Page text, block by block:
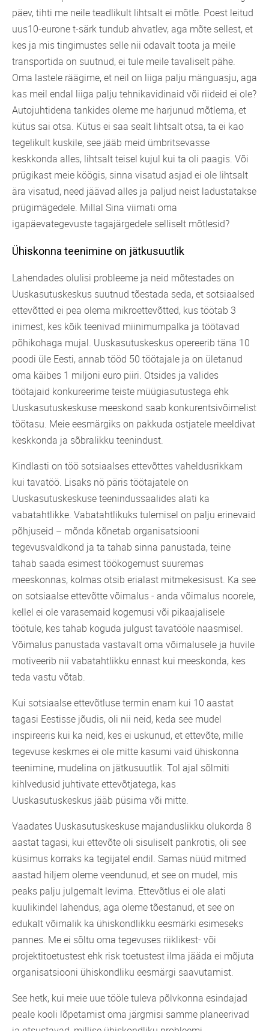
päev, tihti me neile teadlikult lihtsalt ei mõtle. Poest leitud
uus10-eurone t-särk tundub ahvatlev, aga mõte sellest, et
kes ja mis tingimustes selle nii odavalt toota ja meile
transportida on suutnud, ei tule meile tavaliselt pähe.
Oma lastele räägime, et neil on liiga palju mänguasju, aga
kas meil endal liiga palju tehnikavidinaid või riideid ei ole?
Autojuhtidena tankides oleme me harjunud mõtlema, et
kütus sai otsa. Kütus ei saa sealt lihtsalt otsa, ta ei kao
tegelikult kuskile, see jääb meid ümbritsevasse
keskkonda alles, lihtsalt teisel kujul kui ta oli paagis. Või
prügikast meie köögis, sinna visatud asjad ei ole lihtsalt
ära visatud, need jäävad alles ja paljud neist ladustatakse
prügimägedele. Millal Sina viimati oma
igapäevategevuste tagajärgedele selliselt mõtlesid?
Ühiskonna teenimine on jätkusuutlik
Lahendades olulisi probleeme ja neid mõtestades on
Uuskasutuskeskus suutnud tõestada seda, et sotsiaalsed
ettevõtted ei pea olema mikroettevõtted, kus töötab 3
inimest, kes kõik teenivad miinimumpalka ja töötavad
põhikohaga mujal. Uuskasutuskeskus opereerib täna 10
poodi üle Eesti, annab tööd 50 töötajale ja on ületanud
oma käibes 1 miljoni euro piiri. Otsides ja valides
töötajaid konkureerime teiste müügiasutustega ehk
Uuskasutuskeskuse meeskond saab konkurentsivõimelist
töötasu. Meie eesmärgiks on pakkuda ostjatele meeldivat
keskkonda ja sõbralikku teenindust.
Kindlasti on töö sotsiaalses ettevõttes vaheldusrikkam
kui tavatöö. Lisaks nö päris töötajatele on
Uuskasutuskeskuse teenindussaalides alati ka
vabatahtlikke. Vabatahtlikuks tulemisel on palju erinevaid
põhjuseid – mõnda kõnetab organisatsiooni
tegevusvaldkond ja ta tahab sinna panustada, teine
tahab saada esimest töökogemust suuremas
meeskonnas, kolmas otsib erialast mitmekesisust. Ka see
on sotsiaalse ettevõtte võimalus - anda võimalus noorele,
kellel ei ole varasemaid kogemusi või pikaajalisele
töötule, kes tahab koguda julgust tavatööle naasmisel.
Võimalus panustada vastavalt oma võimalusele ja huvile
motiveerib nii vabatahtlikku ennast kui meeskonda, kes
teda vastu võtab.
Kui sotsiaalse ettevõtluse termin enam kui 10 aastat
tagasi Eestisse jõudis, oli nii neid, keda see mudel
inspireeris kui ka neid, kes ei uskunud, et ettevõte, mille
tegevuse keskmes ei ole mitte kasumi vaid ühiskonna
teenimine, mudelina on jätkusuutlik. Tol ajal sõlmiti
kihlvedusid juhtivate ettevõtjatega, kas
Uuskasutuskeskus jääb püsima või mitte.
Vaadates Uuskasutuskeskuse majanduslikku olukorda 8
aastat tagasi, kui ettevõte oli sisuliselt pankrotis, oli see
küsimus korraks ka tegijatel endil. Samas nüüd mitmed
aastad hiljem oleme veendunud, et see on mudel, mis
peaks palju julgemalt levima. Ettevõtlus ei ole alati
kuulikindel lahendus, aga oleme tõestanud, et see on
edukalt võimalik ka ühiskondlikku eesmärki esimeseks
pannes. Me ei sõltu oma tegevuses riiklikest- või
projektitoetustest ehk risk toetustest ilma jääda ei mõjuta
organisatsiooni ühiskondliku eesmärgi saavutamist.
See hetk, kui meie uue tööle tuleva põlvkonna esindajad
peale kooli lõpetamist oma järgmisi samme planeerivad